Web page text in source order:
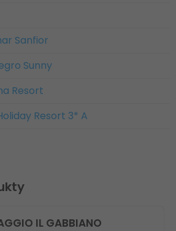
Sanfior
Sunny
Resort
Resort 3* A
IL GABBIANO